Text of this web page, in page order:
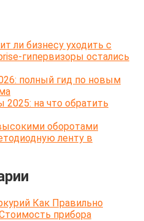
ли бизнесу уходить с
гипервизоры остались
полный гид по новым
на что обратить
оборотами
ленту в
Как Правильно
прибора